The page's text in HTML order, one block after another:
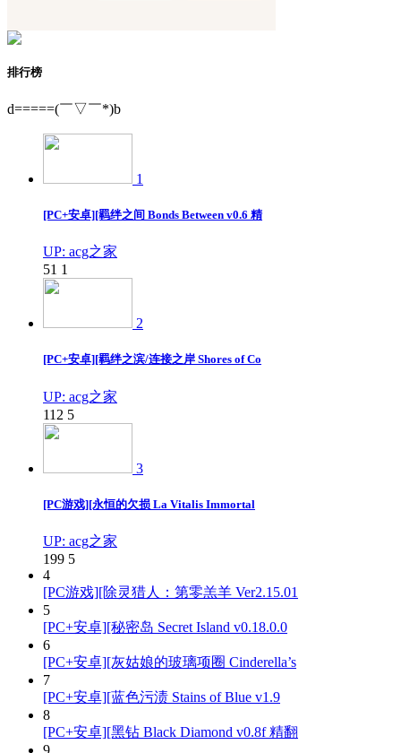
排行榜
d=====(￣▽￣*)b
1
[PC+安卓][羁绊之间 Bonds Between v0.6 精
UP: acg之家
51 1
2
[PC+安卓][羁绊之滨/连接之岸 Shores of Co
UP: acg之家
112 5
3
[PC游戏][永恒的欠损 La Vitalis Immortal
UP: acg之家
199 5
4
[PC游戏][除灵猎人：第零羔羊 Ver2.15.01
5
[PC+安卓][秘密岛 Secret Island v0.18.0.0
6
[PC+安卓][灰姑娘的玻璃项圈 Cinderella’s
7
[PC+安卓][蓝色污渍 Stains of Blue v1.9
8
[PC+安卓][黑钻 Black Diamond v0.8f 精翻
9